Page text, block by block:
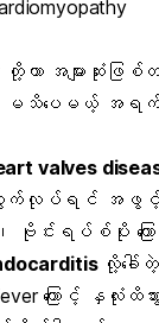
တို့ဟာ အများဆုံး
မသိပေမယ့် အရက်က
valves
အဝင်အထွက်လုပ်ရင်
စ်၊ ဗိုင်းရပ်စ်ပိုး
လို့ခေါ်
ကြောင့် နှလုံးထိသွ